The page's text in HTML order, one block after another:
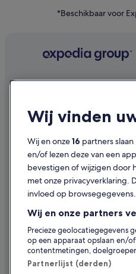
Hotels in Tulum
Hotels in Akumal
*Beschikbaar voor
Vacatures
Je accommodatie
Persruimte
Adverteren
Wij vinden
Wij en onze16 partners
en/of lezen deze van een
bevestigen of wijzigen door
met onze privacyverklaring.
invloed op browsegegevens.
Wij en onze partners
Precieze geolocatiegegevens
op een apparaat opslaan en/
contentmetingen,
Partnerlijst (derden)